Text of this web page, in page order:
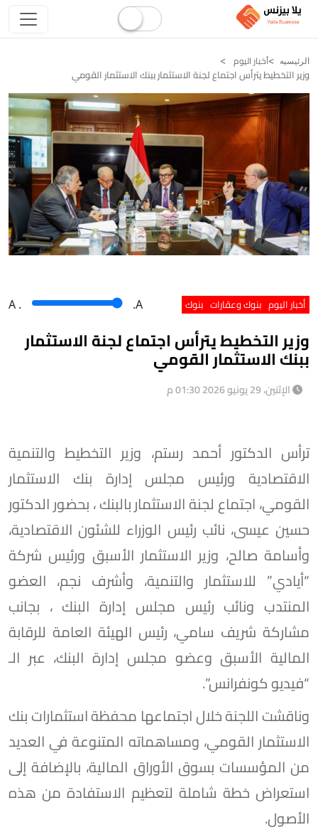
الرئيسيه أخبار اليوم
وزير التخطيط يترأس اجتماع لجنة الاستثمار ببنك الاستثمار القومي
أخبار اليوم بنوك وعقارات بنوك A . .A
وزير التخطيط يترأس اجتماع لجنة الاستثمار
ببنك الاستثمار القومي
الإثنين، 29 يونيو 2026 01:30 م
ترأس الدكتور أحمد رستم، وزير التخطيط والتنمية
الاقتصادية ورئيس مجلس إدارة بنك الاستثمار
القومي، اجتماع لجنة الاستثمار بالبنك ، بحضور الدكتور
حسين عيسى، نائب رئيس الوزراء للشئون الاقتصادية،
وأسامة صالح، وزير الاستثمار الأسبق ورئيس شركة
“أيادي” للاستثمار والتنمية، وأشرف نجم، العضو
المنتدب ونائب رئيس مجلس إدارة البنك ، بجانب
مشاركة شريف سامي، رئيس الهيئة العامة للرقابة
المالية الأسبق وعضو مجلس إدارة البنك، عبر الـ
“فيديو كونفرانس”.
وناقشت اللجنة خلال اجتماعها محفظة استثمارات بنك
الاستثمار القومي، ومساهماته المتنوعة في العديد
من المؤسسات بسوق الأوراق المالية، بالإضافة إلى
استعراض خطة شاملة لتعظيم الاستفادة من هذه
الأصول.